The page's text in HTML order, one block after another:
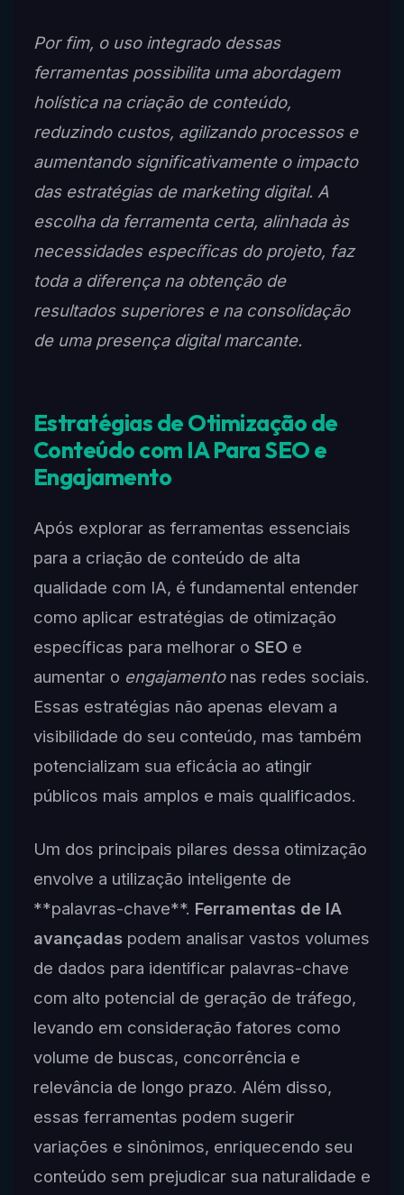
Por fim, o uso integrado dessas
ferramentas possibilita uma abordagem
holística na criação de conteúdo,
reduzindo custos, agilizando processos e
aumentando significativamente o impacto
das estratégias de marketing digital. A
escolha da ferramenta certa, alinhada às
necessidades específicas do projeto, faz
toda a diferença na obtenção de
resultados superiores e na consolidação
de uma presença digital marcante.
Estratégias de Otimização de
Conteúdo com IA Para SEO e
Engajamento
Após explorar as ferramentas essenciais
para a criação de conteúdo de alta
qualidade com IA, é fundamental entender
como aplicar estratégias de otimização
específicas para melhorar o SEOe
aumentar o engajamentonas redes sociais.
Essas estratégias não apenas elevam a
visibilidade do seu conteúdo, mas também
potencializam sua eficácia ao atingir
públicos mais amplos e mais qualificados.
Um dos principais pilares dessa otimização
envolve a utilização inteligente de
**palavras-chave**. Ferramentas de IA
avançadaspodem analisar vastos volumes
de dados para identificar palavras-chave
com alto potencial de geração de tráfego,
levando em consideração fatores como
volume de buscas, concorrência e
relevância de longo prazo. Além disso,
essas ferramentas podem sugerir
variações e sinônimos, enriquecendo seu
conteúdo sem prejudicar sua naturalidade e